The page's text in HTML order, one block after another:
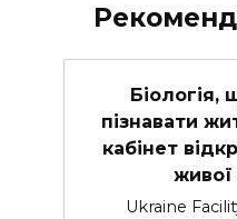
Біологія,
пізнавати
кабінет
Ukraine